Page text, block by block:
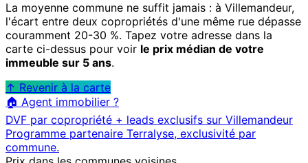
La moyenne commune ne suffit jamais : à Villemandeur,
l'écart entre deux copropriétés d'une même rue dépasse
couramment 20-30 %. Tapez votre adresse dans la
carte ci-dessus pour voir le prix médian de votre
immeuble sur 5 ans.
↑ Revenir à la carte
🏠 Agent immobilier ?
DVF par copropriété + leads exclusifs sur Villemandeur
Programme partenaire Terralyse, exclusivité par
commune.